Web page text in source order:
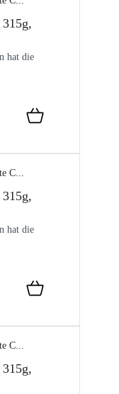
hat die
hat die